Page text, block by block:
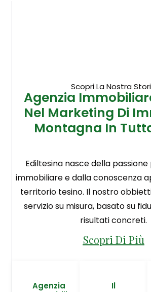
Scopri La Nostra
Agenzia
Nel Marketing Di
Montagna In
Ediltesina nasce della
immobiliare e dalla conoscenza
territorio tesino. Il nostro
servizio su misura, basato su
risultati concreti.
Scopri Di Più
Agenzia
Il